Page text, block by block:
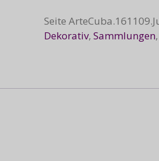
Seite
Dekorativ,Sammlungen,